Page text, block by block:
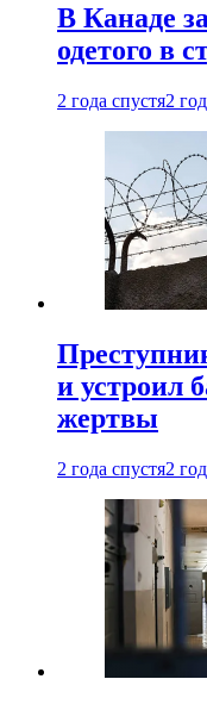
В Канаде
одетого в
2 года спустя2
и устроил
жертвы
2 года спустя2